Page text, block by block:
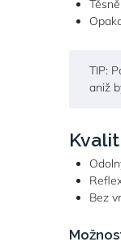
TIP:
aniž
Bez